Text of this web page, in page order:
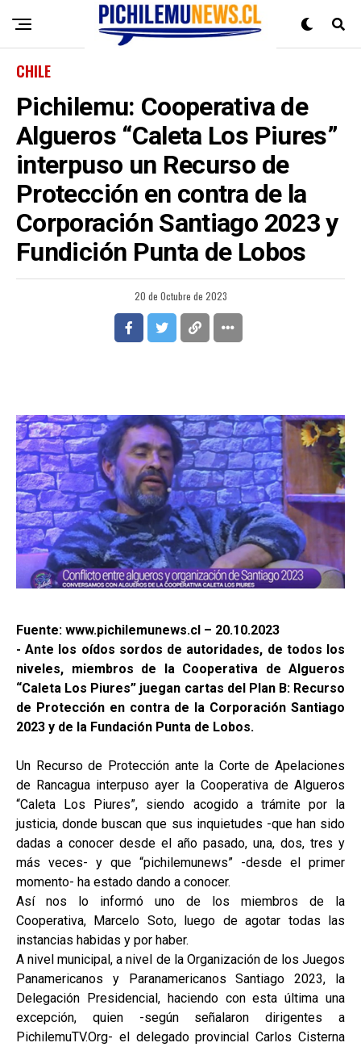
CHILE
Pichilemu: Cooperativa de
Algueros “Caleta Los Piures”
interpuso un Recurso de
Protección en contra de la
Corporación Santiago 2023 y
Fundición Punta de Lobos
20 de Octubre de 2023
Fuente: www.pichilemunews.cl – 20.10.2023
- Ante los oídos sordos de autoridades, de todos los
niveles, miembros de la Cooperativa de Algueros
“Caleta Los Piures” juegan cartas del Plan B: Recurso
de Protección en contra de la Corporación Santiago
2023 y de la Fundación Punta de Lobos.
Un Recurso de Protección ante la Corte de Apelaciones
de Rancagua interpuso ayer la Cooperativa de Algueros
“Caleta Los Piures”, siendo acogido a trámite por la
justicia, donde buscan que sus inquietudes -que han sido
dadas a conocer desde el año pasado, una, dos, tres y
más veces- y que “pichilemunews” -desde el primer
momento- ha estado dando a conocer.
Así nos lo informó uno de los miembros de la
Cooperativa, Marcelo Soto, luego de agotar todas las
instancias habidas y por haber.
A nivel municipal, a nivel de la Organización de los Juegos
Panamericanos y Paranamericanos Santiago 2023, la
Delegación Presidencial, haciendo con esta última una
excepción, quien -según señalaron dirigentes a
PichilemuTV.Org- el delegado provincial Carlos Cisterna